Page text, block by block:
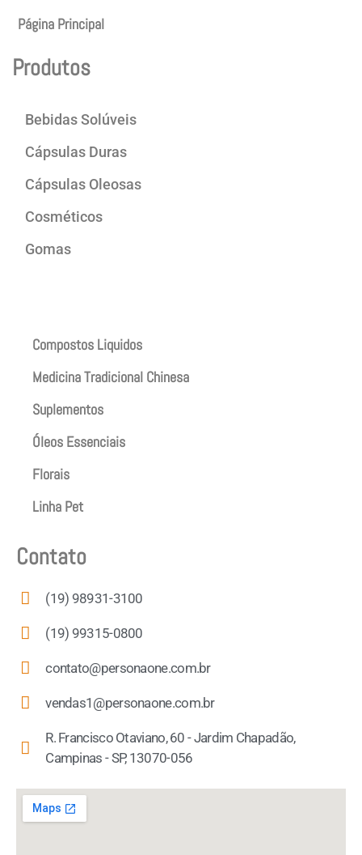
Página Principal
Produtos
Bebidas Solúveis
Cápsulas Duras
Cápsulas Oleosas
Cosméticos
Gomas
Compostos Liquidos
Medicina Tradicional Chinesa
Suplementos
Óleos Essenciais
Florais
Linha Pet
Contato
(19) 98931-3100
(19) 99315-0800
contato@personaone.com.br
vendas1@personaone.com.br
R. Francisco Otaviano, 60 - Jardim Chapadão,
Campinas - SP, 13070-056